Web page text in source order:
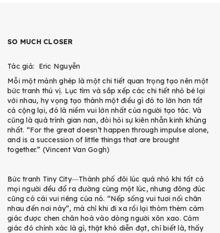
SO MUCH CLOSER
Tác giả: Eric Nguyễn
Mỗi một mảnh ghép là một chi tiết quan trọng tạo nên một
bức tranh thú vị. Lục tìm và sắp xếp các chi tiết nhỏ bé lại
với nhau, hy vọng tạo thành một điều gì đó to lớn hơn tất
cả cộng lại, đó là niềm vui lớn nhất của người tạo tác. Và
cũng là quá trình gian nan, đòi hỏi sự kiên nhẫn kinh khủng
nhất. “For the great doesn’t happen through impulse alone,
and is a succession of little things that are brought
together.” (Vincent Van Gogh)
Bức tranh Tiny City―Thành phố đôi lúc quá nhỏ khi tất cả
mọi người đều đổ ra đường cùng một lúc, nhưng đông đúc
cũng có cái vui riêng của nó. “Nếp sống vui tươi nối chân
nhau đến nơi này”, mà chỉ khi đi xa rồi lại thòm thèm cảm
giác được chen chân hoà vào dòng người xôn xao. Cảm
giác đó chính xác là gì, thật khó diễn đạt, chỉ biết là, thấy